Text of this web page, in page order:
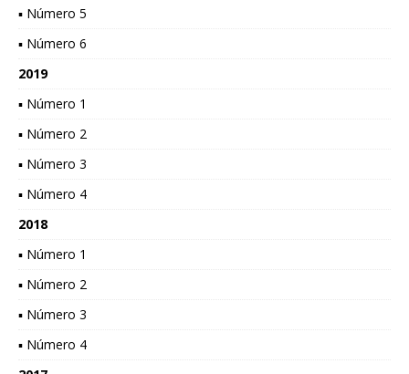
▪ Número 5
▪ Número 6
2019
▪ Número 1
▪ Número 2
▪ Número 3
▪ Número 4
2018
▪ Número 1
▪ Número 2
▪ Número 3
▪ Número 4